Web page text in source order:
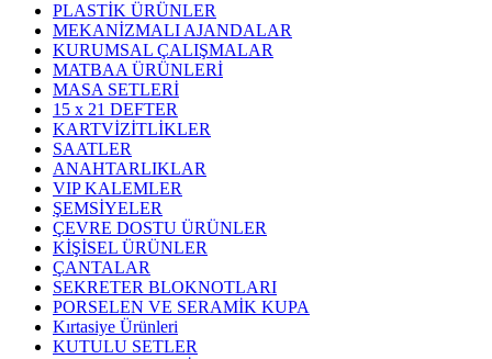
PLASTİK ÜRÜNLER
MEKANİZMALI AJANDALAR
KURUMSAL ÇALIŞMALAR
MATBAA ÜRÜNLERİ
MASA SETLERİ
15 x 21 DEFTER
KARTVİZİTLİKLER
SAATLER
ANAHTARLIKLAR
VIP KALEMLER
ŞEMSİYELER
ÇEVRE DOSTU ÜRÜNLER
KİŞİSEL ÜRÜNLER
ÇANTALAR
SEKRETER BLOKNOTLARI
PORSELEN VE SERAMİK KUPA
Kırtasiye Ürünleri
KUTULU SETLER